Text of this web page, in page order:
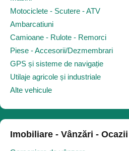
Motociclete - Scutere - ATV
Ambarcatiuni
Camioane - Rulote - Remorci
Piese - Accesorii/Dezmembrari
GPS și sisteme de navigație
Utilaje agricole și industriale
Alte vehicule
Imobiliare - Vânzări - Ocazii